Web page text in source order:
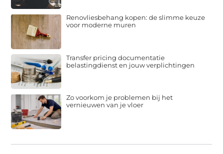
Renovliesbehang kopen: de slimme keuze
voor moderne muren
Transfer pricing documentatie
belastingdienst en jouw verplichtingen
Zo voorkom je problemen bij het
vernieuwen van je vloer